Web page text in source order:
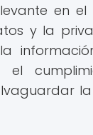
en
y la
el